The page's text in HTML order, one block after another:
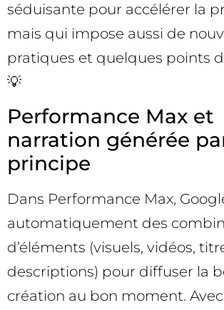
séduisante pour accélérer la
mais qui impose aussi de
pratiques et quelques points
💡
Performance Max et
narration générée
principe
Dans Performance Max,
automatiquement des
d’éléments (visuels, vidéos,
descriptions) pour diffuser la
création au bon moment.